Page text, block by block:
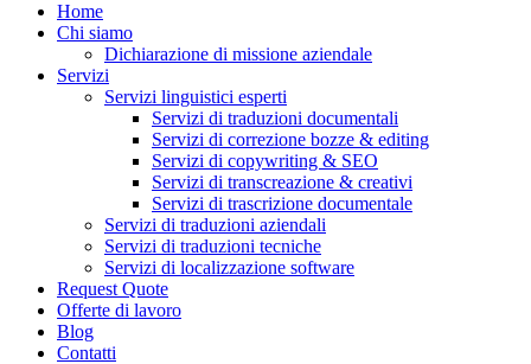
Home
Chi siamo
Dichiarazione di missione aziendale
Servizi
Servizi linguistici esperti
Servizi di traduzioni documentali
Servizi di correzione bozze & editing
Servizi di copywriting & SEO
Servizi di transcreazione & creativi
Servizi di trascrizione documentale
Servizi di traduzioni aziendali
Servizi di traduzioni tecniche
Servizi di localizzazione software
Request Quote
Offerte di lavoro
Blog
Contatti